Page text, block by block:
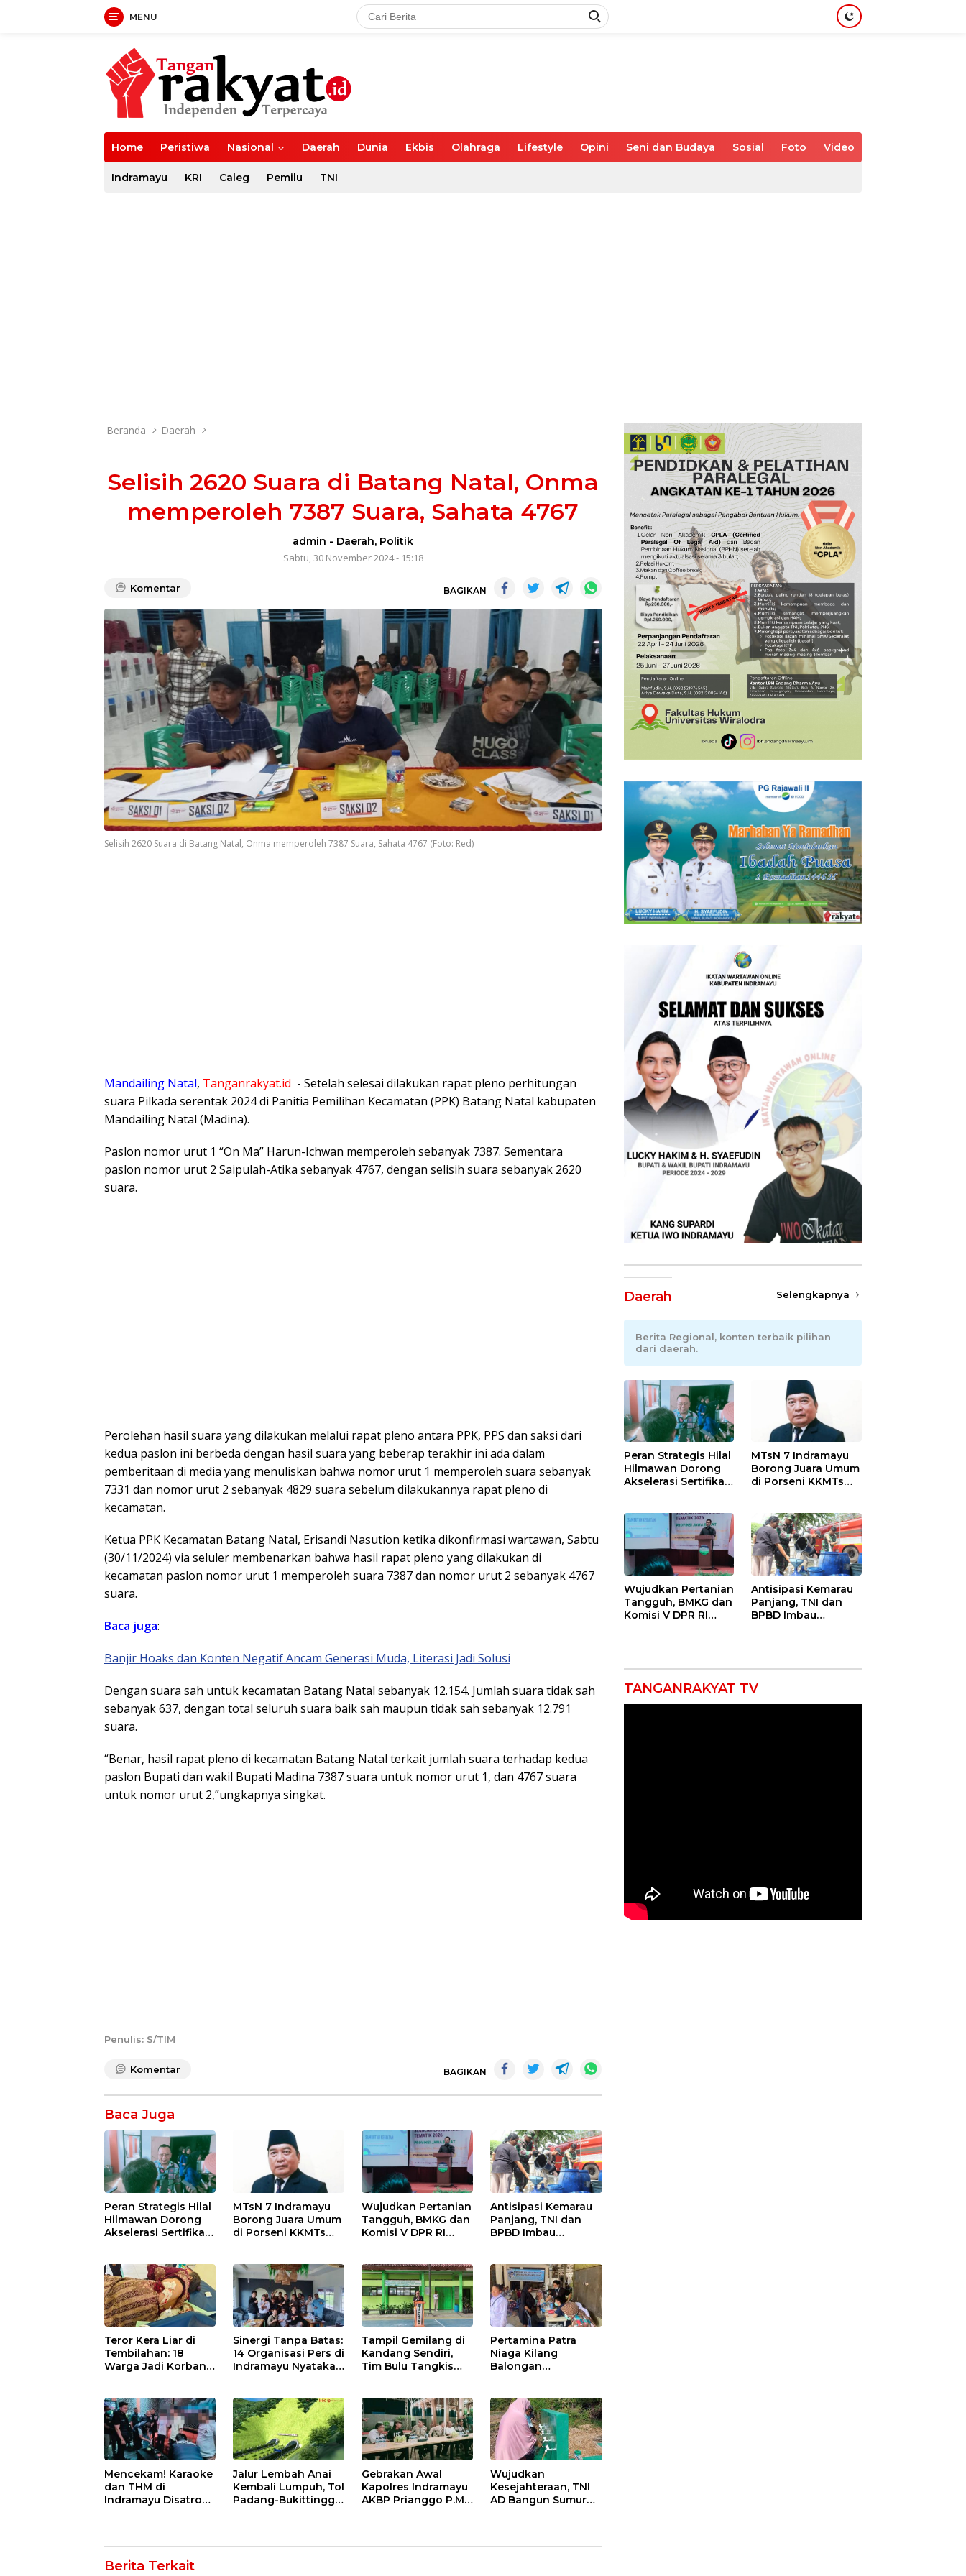
MENU
Home Peristiwa Nasional Daerah Dunia Ekbis Olahraga Lifestyle Opini Seni dan Budaya Sosial Foto Video
Indramayu KRI Caleg Pemilu TNI
Beranda Daerah
Selisih 2620 Suara di Batang Natal, Onma
memperoleh 7387 Suara, Sahata 4767
admin - Daerah, Politik
Sabtu, 30 November 2024 - 15:18
Komentar BAGIKAN
Selisih 2620 Suara di Batang Natal, Onma memperoleh 7387 Suara, Sahata 4767 (Foto: Red)
Mandailing Natal, Tanganrakyat.id ⁠- Setelah selesai dilakukan rapat pleno perhitungan
suara Pilkada serentak 2024 di Panitia Pemilihan Kecamatan (PPK) Batang Natal kabupaten
Mandailing Natal (Madina).
Paslon nomor urut 1 “On Ma” Harun-Ichwan memperoleh sebanyak 7387. Sementara
paslon nomor urut 2 Saipulah-Atika sebanyak 4767, dengan selisih suara sebanyak 2620
suara.
Perolehan hasil suara yang dilakukan melalui rapat pleno antara PPK, PPS dan saksi dari
kedua paslon ini berbeda dengan hasil suara yang beberap terakhir ini ada dalam
pemberitaan di media yang menuliskan bahwa nomor urut 1 memperoleh suara sebanyak
7331 dan nomor urut 2 sebanyak 4829 suara sebelum dilakukannya rapat pleno di
kecamatan.
Ketua PPK Kecamatan Batang Natal, Erisandi Nasution ketika dikonfirmasi wartawan, Sabtu
(30/11/2024) via seluler membenarkan bahwa hasil rapat pleno yang dilakukan di
kecamatan paslon nomor urut 1 memperoleh suara 7387 dan nomor urut 2 sebanyak 4767
suara.
Baca juga:
Banjir Hoaks dan Konten Negatif Ancam Generasi Muda, Literasi Jadi Solusi
Dengan suara sah untuk kecamatan Batang Natal sebanyak 12.154. Jumlah suara tidak sah
sebanyak 637, dengan total seluruh suara baik sah maupun tidak sah sebanyak 12.791
suara.
“Benar, hasil rapat pleno di kecamatan Batang Natal terkait jumlah suara terhadap kedua
paslon Bupati dan wakil Bupati Madina 7387 suara untuk nomor urut 1, dan 4767 suara
untuk nomor urut 2,”ungkapnya singkat.
Penulis: S/TIM
Komentar BAGIKAN
Baca Juga
Peran Strategis Hilal
Hilmawan Dorong
Akselerasi Sertifikasi
Kemiskinan di
Indramayu
MTsN 7 Indramayu
Borong Juara Umum
di Porseni KKMTs
Wujudkan Pertanian
Tangguh, BMKG dan
Komisi V DPR RI
Sekolah Lapang
Iklim
Antisipasi Kemarau
Panjang, TNI dan
BPBD Imbau
Kebakaran
Teror Kera Liar di
Tembilahan: 18
Warga Jadi Korban
Jahitan!
Sinergi Tanpa Batas:
14 Organisasi Pers di
Indramayu Nyatakan
Tampil Gemilang di
Kandang Sendiri,
Tim Bulu Tangkis
Juara Porseni KKMTs
Jatibarang 2026
Pertamina Patra
Niaga Kilang
Balongan
Masyarakat melalui
Pemeriksaan
Kesehatan Rutin
dan Edukasi
Perawatan Gigi
Mencekam! Karaoke
dan THM di
Indramayu Disatroni
Jalur Lembah Anai
Kembali Lumpuh, Tol
Padang-Bukittinggi
Gebrakan Awal
Kapolres Indramayu
AKBP Prianggo P.M.,
Program Kerja
Wujudkan
Kesejahteraan, TNI
AD Bangun Sumur
Berita Terkait
Daerah Selengkapnya
Berita Regional, konten terbaik pilihan
dari daerah.
Peran Strategis Hilal
Hilmawan Dorong
Akselerasi Sertifikasi
Kemiskinan di
Indramayu
MTsN 7 Indramayu
Borong Juara Umum
di Porseni KKMTs
Wujudkan Pertanian
Tangguh, BMKG dan
Komisi V DPR RI
Iklim
Antisipasi Kemarau
Panjang, TNI dan
BPBD Imbau
TANGANRAKYAT TV